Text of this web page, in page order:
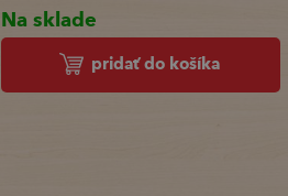
Na sklade
pridať do košíka